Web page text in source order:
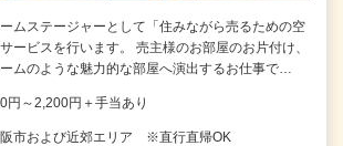
ムステージャーとして「住みながら売るための空
ービスを行います。 売主様のお部屋のお片付け、
ムのような魅力的な部屋へ演出するお仕事で…
円～2,200円＋手当あり
阪市および近郊エリア ※直行直帰OK